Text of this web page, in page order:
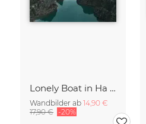
Lonely Boat in Ha Long Bay Vietnam
Wandbilder ab 14,90 €
17,90 € -20%